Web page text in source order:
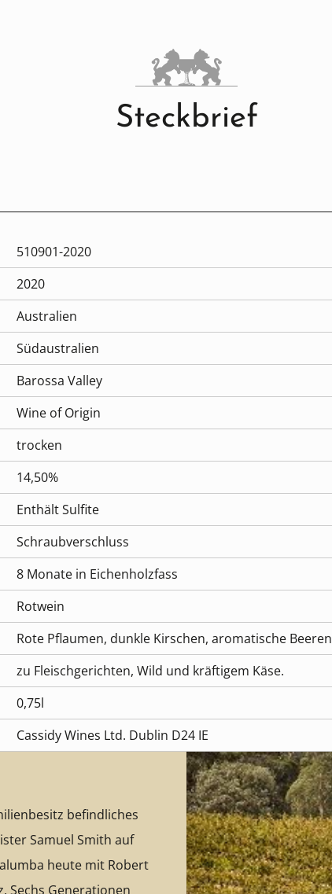
Steckbrief
510901-2020
8 Monate in Eichenholzfass
Rotwein
Enthält Sulfite
Australien
Südaustralien
Barossa Valley
2020
trocken
14,50%
Wine of Origin
Rote Pflaumen, dunkle Kirschen, aromatische Beeren
Schraubverschluss
zu Fleischgerichten, Wild und kräftigem Käse.
0,75l
Cassidy Wines Ltd. Dublin D24 IE
befindliches
Samuel Smith auf
heute mit Robert
Sechs Generationen